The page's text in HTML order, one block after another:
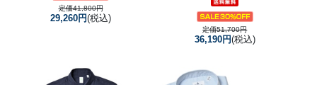
定価41,800円
29,260円(税込)
定価51,700円
36,190円(税込)